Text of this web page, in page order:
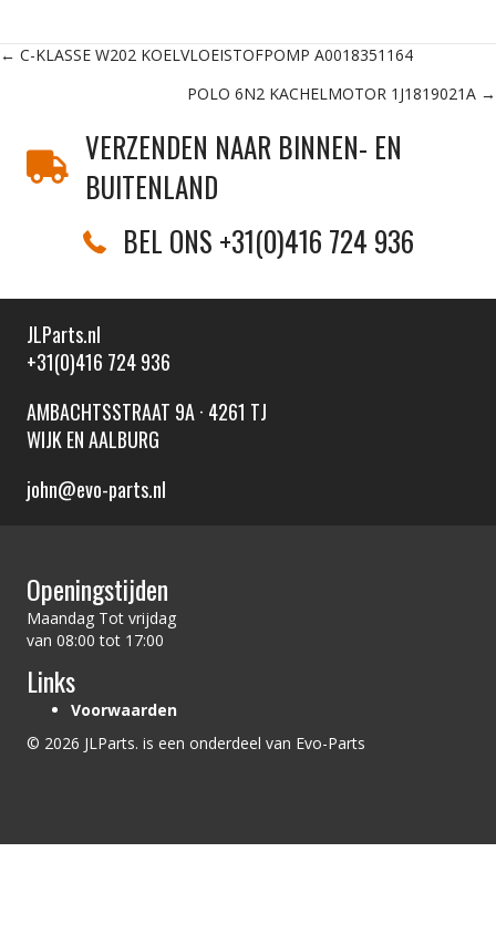
Posts
← C-KLASSE W202 KOELVLOEISTOFPOMP A0018351164
POLO 6N2 KACHELMOTOR 1J1819021A →
VERZENDEN NAAR BINNEN- EN
BUITENLAND
BEL ONS +31(0)416 724 936
JLParts.nl
+31(0)416 724 936
AMBACHTSSTRAAT 9A · 4261 TJ
WIJK EN AALBURG
john@evo-parts.nl
Openingstijden
Maandag Tot vrijdag
van 08:00 tot 17:00
Links
Voorwaarden
© 2026 JLParts. is een onderdeel van Evo-Parts